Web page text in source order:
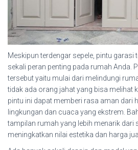
Meskipun terdengar sepele, pintu garasi
sekali peran penting pada rumah Anda.
tersebut yaitu mulai dari melindungi
tidak ada orang jahat yang bisa melihat
pintu ini dapat memberi rasa aman dari
lingkungan dan cuaca yang ekstrem.
tampilan rumah yang lebih menarik dari
meningkatkan nilai estetika dan harga